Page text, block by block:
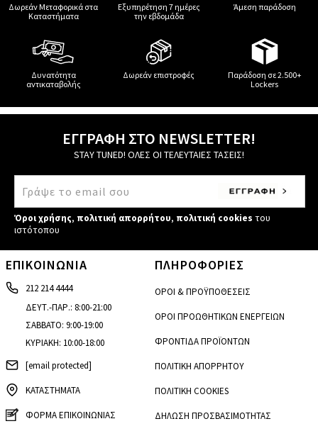
Δωρεάν Μεταφορικά στα
Καταστήματα
Εξυπηρέτηση 7 ημέρες
την εβδομάδα
Άμεση παράδοση
Δυνατότητα
αντικαταβολής
Δωρεάν επιστροφές
Παράδοση σε 2.500+
Lockers
ΕΓΓΡΑΦΗ ΣΤΟ NEWSLETTER!
STAY TUNED! ΟΛΕΣ ΟΙ ΤΕΛΕΥΤΑΙΕΣ ΤΑΣΕΙΣ!
Όροι χρήσης, πολιτική απορρήτου, πολιτική cookies του
ιστότοπου
ΕΠΙΚΟΙΝΩΝΙΑ
212 214 4444
ΔΕΥΤ.-ΠΑΡ.: 8:00-21:00
ΣΑΒΒΑΤΟ: 9:00-19:00
ΚΥΡΙΑΚΗ: 10:00-18:00
[email protected]
ΚΑΤΑΣΤΗΜΑΤΑ
ΦΟΡΜΑ ΕΠΙΚΟΙΝΩΝΙΑΣ
ΠΛΗΡΟΦΟΡΙΕΣ
ΟΡΟΙ & ΠΡΟΫΠΟΘΕΣΕΙΣ
ΟΡΟΙ ΠΡΟΩΘΗΤΙΚΩΝ ΕΝΕΡΓΕΙΩΝ
ΦΡΟΝΤΙΔΑ ΠΡΟΪΟΝΤΩΝ
ΠΟΛΙΤΙΚΗ ΑΠΟΡΡΗΤΟΥ
ΠΟΛΙΤΙΚΗ COOKIES
ΔΗΛΩΣΗ ΠΡΟΣΒΑΣΙΜΟΤΗΤΑΣ